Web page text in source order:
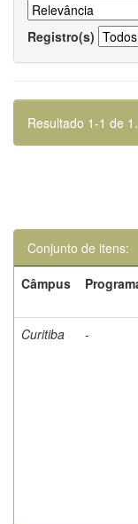
Registro(s)
Resultado 1-1 de 1.
Conjunto de itens:
Câmpus
Curitiba -